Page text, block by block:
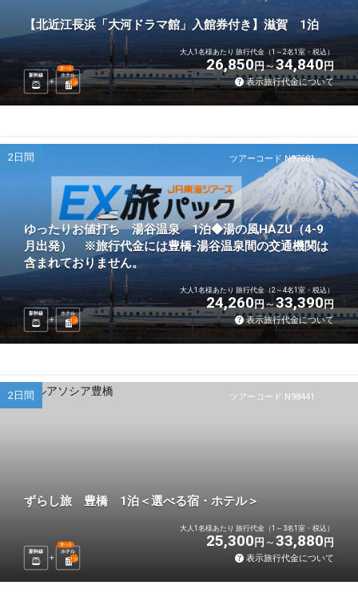
【北近江長浜「大河ドラマ館」入館券付き】滋賀 1泊
新幹線 ホテル
選べる
1 泊
大人1名様あたり 旅行代金（1～2名1室・税込）
26,850円 34,840円
表示旅行代金について
ツアーコード N97601
2日間
ゆったりお値打ち 湯谷温泉 1泊◆湯の風HAZU（4-9
月出発） ※旅行代金には豊橋-湯谷温泉間の交通機関は
含まれておりません。
新幹線
ホテル
1 泊
大人1名様あたり 旅行代金（2～4名1室・税込）
24,260円 33,390円
表示旅行代金について
ツアーコード N98441
2日間
ずらし旅 豊橋 1泊＜選べる宿・ホテル＞
新幹線 ホテル
選べる
1 泊
大人1名様あたり 旅行代金（1～3名1室・税込）
25,300 円 33,880 円
表示旅行代金について